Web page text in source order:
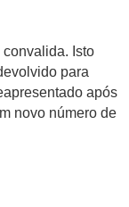
Isto
para
após
novo número de